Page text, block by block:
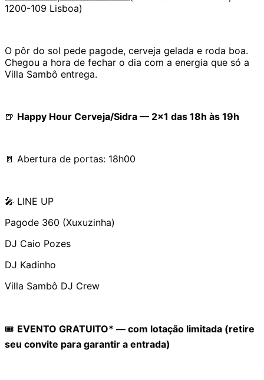
1200-109 Lisboa)
O pôr do sol pede pagode, cerveja gelada e roda boa.
Chegou a hora de fechar o dia com a energia que só a
Villa Sambô entrega.
🍺 Happy Hour Cerveja/Sidra — 2x1 das 18h às 19h
🚪 Abertura de portas: 18h00
🎤 LINE UP
Pagode 360 (Xuxuzinha)
DJ Caio Pozes
DJ Kadinho
Villa Sambô DJ Crew
🎟️ EVENTO GRATUITO* — com lotação limitada (retire
seu convite para garantir a entrada)